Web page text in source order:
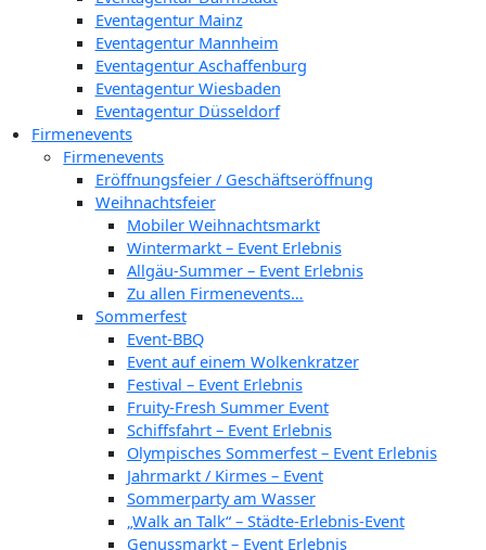
Eventagentur Mainz
Eventagentur Mannheim
Eventagentur Aschaffenburg
Eventagentur Wiesbaden
Eventagentur Düsseldorf
Firmenevents
Firmenevents
Eröffnungsfeier / Geschäftseröffnung
Weihnachtsfeier
Mobiler Weihnachtsmarkt
Wintermarkt – Event Erlebnis
Allgäu-Summer – Event Erlebnis
Zu allen Firmenevents…
Sommerfest
Event-BBQ
Event auf einem Wolkenkratzer
Festival – Event Erlebnis
Fruity-Fresh Summer Event
Schiffsfahrt – Event Erlebnis
Olympisches Sommerfest – Event Erlebnis
Jahrmarkt / Kirmes – Event
Sommerparty am Wasser
„Walk an Talk“ – Städte-Erlebnis-Event
Genussmarkt – Event Erlebnis